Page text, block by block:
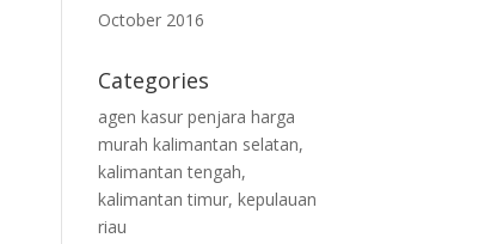
October 2016
Categories
agen kasur penjara harga
murah kalimantan selatan,
kalimantan tengah,
kalimantan timur, kepulauan
riau